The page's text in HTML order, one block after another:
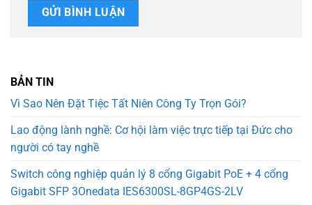
BẢN TIN
Vì Sao Nên Đặt Tiệc Tất Niên Công Ty Trọn Gói?
Lao động lành nghề: Cơ hội làm việc trực tiếp tại Đức cho
người có tay nghề
Switch công nghiệp quản lý 8 cổng Gigabit PoE + 4 cổng
Gigabit SFP 3Onedata IES6300SL-8GP4GS-2LV